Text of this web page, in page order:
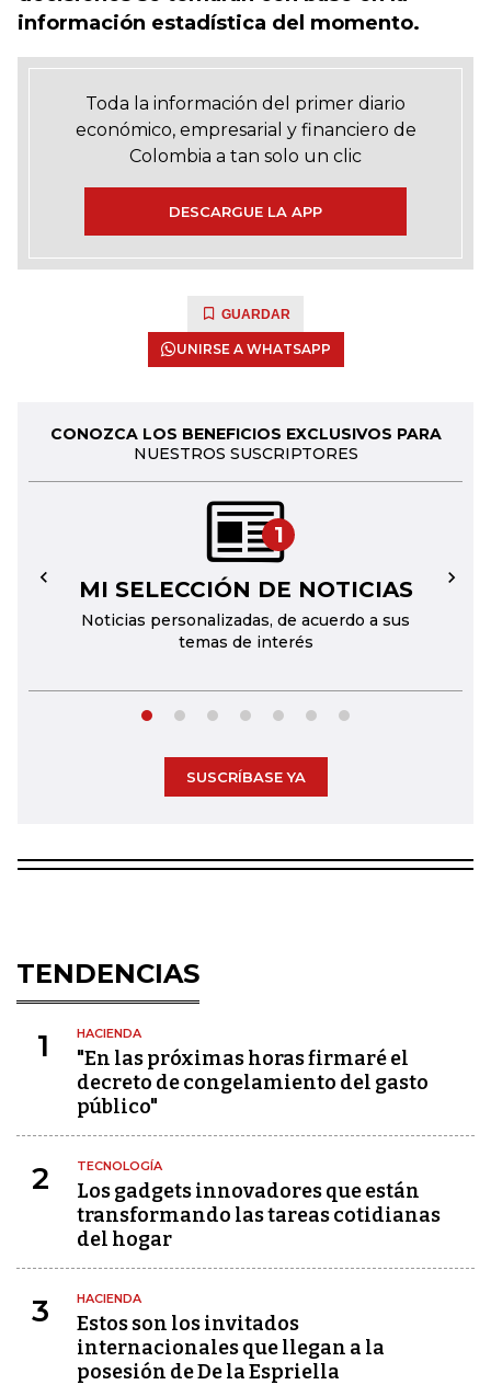
información estadística del momento.
Toda la información del primer diario
económico, empresarial y financiero de
Colombia a tan solo un clic
DESCARGUE LA APP
GUARDAR
UNIRSE A WHATSAPP
CONOZCA LOS BENEFICIOS EXCLUSIVOS PARA
NUESTROS SUSCRIPTORES
1
MI SELECCIÓN DE NOTICIAS
Noticias personalizadas, de acuerdo a sus
temas de interés
← →
SUSCRÍBASE YA
TENDENCIAS
1 HACIENDA
"En las próximas horas firmaré el
decreto de congelamiento del gasto
público"
2 TECNOLOGÍA
Los gadgets innovadores que están
transformando las tareas cotidianas
del hogar
3 HACIENDA
Estos son los invitados
internacionales que llegan a la
posesión de De la Espriella